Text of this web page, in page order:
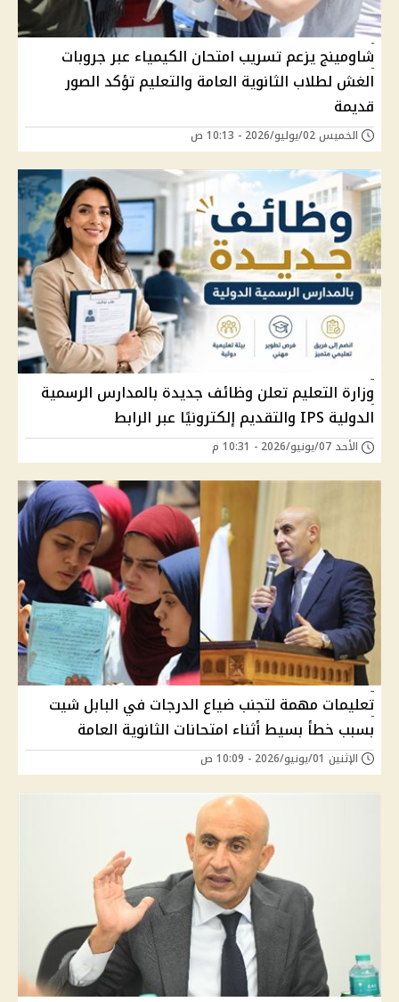
شاومينج يزعم تسريب امتحان الكيمياء عبر جروبات
الغش لطلاب الثانوية العامة والتعليم تؤكد الصور
قديمة
الخميس 02/يوليو/2026 - 10:13 ص
وزارة التعليم تعلن وظائف جديدة بالمدارس الرسمية
الدولية IPS والتقديم إلكترونيًا عبر الرابط
الأحد 07/يونيو/2026 - 10:31 م
تعليمات مهمة لتجنب ضياع الدرجات في البابل شيت
بسبب خطأ بسيط أثناء امتحانات الثانوية العامة
الإثنين 01/يونيو/2026 - 10:09 ص